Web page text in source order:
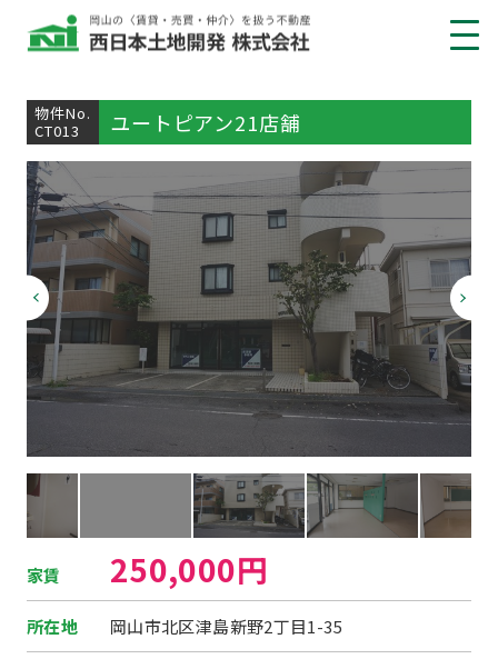
物件No.
CT013
ユートピアン21店舗
家賃 250,000円
所在地 岡山市北区津島新野2丁目1-35